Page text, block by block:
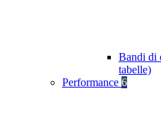
Bandi di
tabelle)
Performance 6